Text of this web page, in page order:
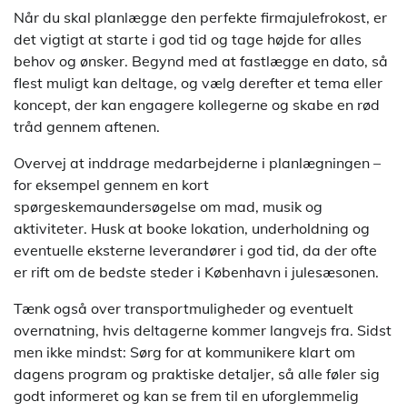
Når du skal planlægge den perfekte firmajulefrokost, er
det vigtigt at starte i god tid og tage højde for alles
behov og ønsker. Begynd med at fastlægge en dato, så
flest muligt kan deltage, og vælg derefter et tema eller
koncept, der kan engagere kollegerne og skabe en rød
tråd gennem aftenen.
Overvej at inddrage medarbejderne i planlægningen –
for eksempel gennem en kort
spørgeskemaundersøgelse om mad, musik og
aktiviteter. Husk at booke lokation, underholdning og
eventuelle eksterne leverandører i god tid, da der ofte
er rift om de bedste steder i København i julesæsonen.
Tænk også over transportmuligheder og eventuelt
overnatning, hvis deltagerne kommer langvejs fra. Sidst
men ikke mindst: Sørg for at kommunikere klart om
dagens program og praktiske detaljer, så alle føler sig
godt informeret og kan se frem til en uforglemmelig